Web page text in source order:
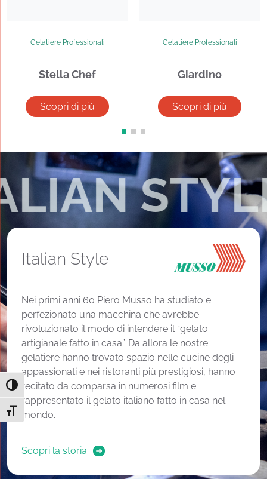
Attiva/disattiva alto contrasto
Attiva/disattiva dimensione testo
Gelatiere Professionali
Stella Chef
Scopri di più
Gelatiere Professionali
Giardino
Scopri di più
Italian Style
Nei primi anni 60 Piero Musso ha studiato e
perfezionato una macchina che avrebbe
rivoluzionato il modo di intendere il “gelato
artigianale fatto in casa”. Da allora le nostre
gelatiere hanno trovato spazio nelle cucine degli
appassionati e nei ristoranti più prestigiosi, hanno
recitato da comparsa in numerosi film e
rappresentato il gelato italiano fatto in casa nel
mondo.
Scopri la storia